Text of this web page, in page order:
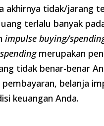
akhirnya tidak/jarang
terlalu banyak
impulse buying/
merupakan
tidak benar-benar
belanja
keuangan Anda.